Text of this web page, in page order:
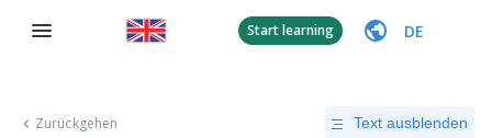
Start learning DE
Zurückgehen Text ausblenden